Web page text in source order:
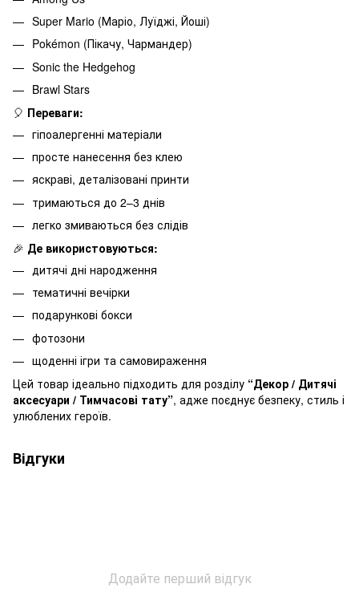
Super Mario (Маріо, Луїджі, Йоші)
Pokémon (Пікачу, Чармандер)
Sonic the Hedgehog
Brawl Stars
🎈 Переваги:
гіпоалергенні матеріали
просте нанесення без клею
яскраві, деталізовані принти
тримаються до 2–3 днів
легко змиваються без слідів
🎉 Де використовуються:
дитячі дні народження
тематичні вечірки
подарункові бокси
фотозони
щоденні ігри та самовираження
Цей товар ідеально підходить для розділу “Декор / Дитячі
аксесуари / Тимчасові тату”, адже поєднує безпеку, стиль і
улюблених героїв.
Відгуки
Додайте перший відгук